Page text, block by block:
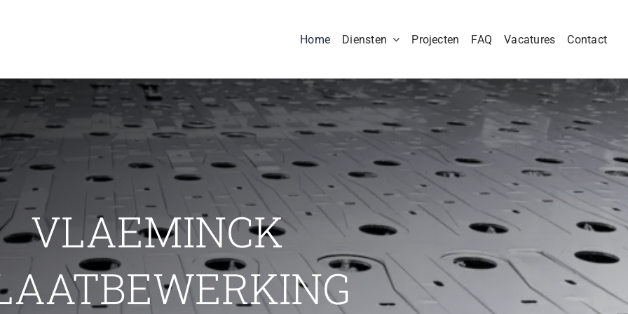
Home Diensten Projecten FAQ Vacatures Contact
VLAEMINCK